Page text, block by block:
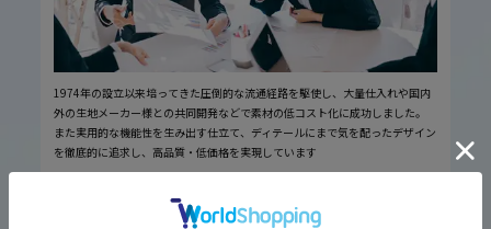
1974年の設立以来培ってきた圧倒的な流通経路を駆使し、大量仕入れや国内
外の生地メーカー様との共同開発などで素材の低コスト化に成功しました。
また実用的な機能性を生み出す仕立て、ディテールにまで気を配ったデザイン
を徹底的に追求し、高品質・低価格を実現しています
厳しい品質管理体制に基づく